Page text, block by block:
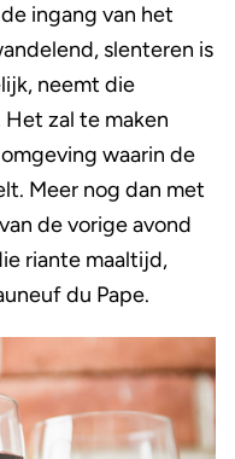
ingang van het
slenteren is
neemt die
zal te maken
waarin de
Meer nog dan met
de vorige avond
riante maaltijd,
du Pape.